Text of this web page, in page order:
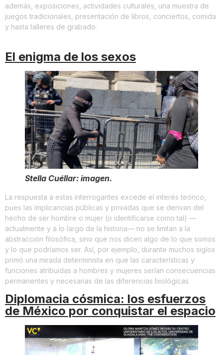
además, exposiciones, actividades culturales, una muestra de
juegos tradicionales, presentación de libros, conciertos, comida
y hasta talleres de grabado.
El enigma de los sexos
Stella Cuéllar: imagen.
La respuesta a estas interrogantes excede el interés teórico,
pues las implicancias públicas y privadas que se derivan del
hecho de ser hombre o mujer (o identificarse como tal) —
actualmente y a lo largo de la historia— no se limitan a la
abstracción filosófica, sino que nos dicen algo de lo que somos
y lo que podríamos ser. Así, por ejemplo, durante muchos siglos
primó una mirada determinista en que las características y
funciones atribuidas a hombres y mujeres serían consecuencias
permanentes y necesarias de las diferencias biológicas.
Diplomacia cósmica: los esfuerzos
de México por conquistar el espacio